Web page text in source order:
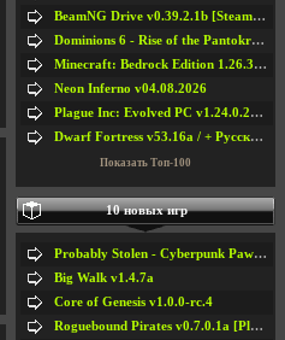
BeamNG Drive v0.39.2.1b [Steam Early Access]
Dominions 6 - Rise of the Pantokrator v6.35a
Minecraft: Bedrock Edition 1.26.33.1a / + TLauncher v2.89
Neon Inferno v04.08.2026
Plague Inc: Evolved PC v1.24.0.2a + All DLCs
Dwarf Fortress v53.16a / + Русская Версия v50.12a
Показать Топ-100
10 новых игр
Probably Stolen - Cyberpunk Pawnshop Simulator v048c [Playtest]
Big Walk v1.4.7a
Core of Genesis v1.0.0-rc.4
Roguebound Pirates v0.7.0.1a [Playtest]